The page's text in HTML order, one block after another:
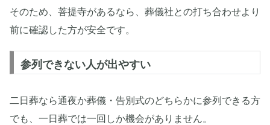
そのため、菩提寺があるなら、葬儀社との打ち合わせより
前に確認した方が安全です。
参列できない人が出やすい
二日葬なら通夜か葬儀・告別式のどちらかに参列できる方
でも、一日葬では一回しか機会がありません。